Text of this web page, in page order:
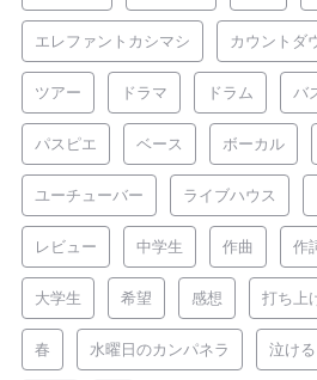
エレファントカシマシ カウントダ
ツアー ドラマ ドラム バ
パスピエ ベース ボーカル
ユーチューバー ライブハウス
レビュー 中学生 作曲 作
大学生 希望 感想 打ち上
春 水曜日のカンパネラ 泣ける